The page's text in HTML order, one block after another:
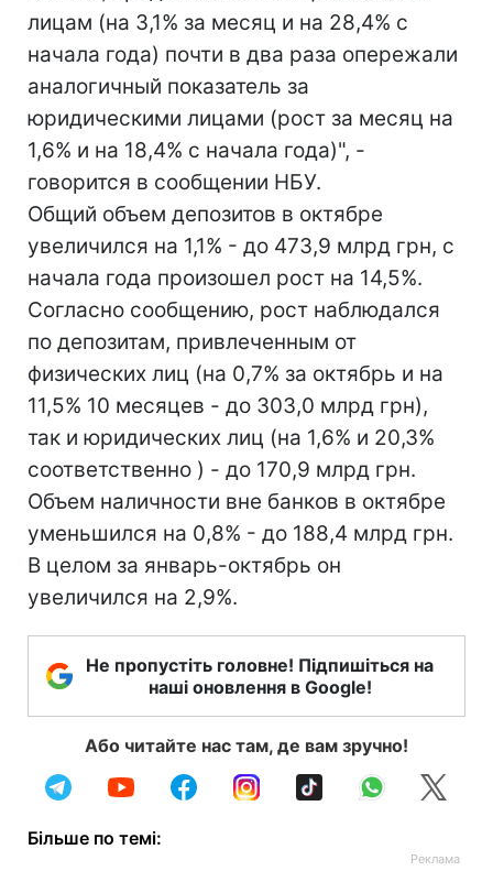
лицам (на 3,1% за месяц и на 28,4% с
начала года) почти в два раза опережали
аналогичный показатель за
юридическими лицами (рост за месяц на
1,6% и на 18,4% с начала года)", -
говорится в сообщении НБУ.
Общий объем депозитов в октябре
увеличился на 1,1% - до 473,9 млрд грн, с
начала года произошел рост на 14,5%.
Согласно сообщению, рост наблюдался
по депозитам, привлеченным от
физических лиц (на 0,7% за октябрь и на
11,5% 10 месяцев - до 303,0 млрд грн),
так и юридических лиц (на 1,6% и 20,3%
соответственно ) - до 170,9 млрд грн.
Объем наличности вне банков в октябре
уменьшился на 0,8% - до 188,4 млрд грн.
В целом за январь-октябрь он
увеличился на 2,9%.
Не пропустіть головне! Підпишіться на
наші оновлення в Google!
Або читайте нас там, де вам зручно!
Більше по темі: